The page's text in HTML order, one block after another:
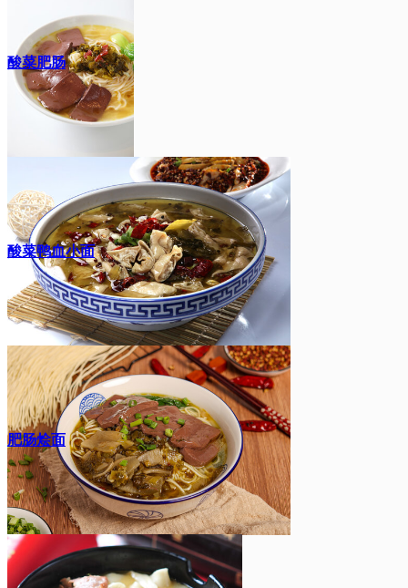
酸菜肥肠
酸菜鸭血小面
肥肠烩面